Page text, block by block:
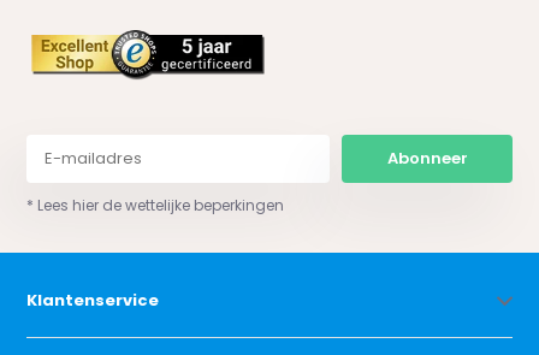
Abonneer
* Lees hier de wettelijke beperkingen
Klantenservice